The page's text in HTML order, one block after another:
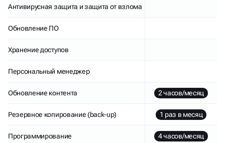
Антивирусная защита и защита от взлома
Обновление ПО
Хранение доступов
Персональный менеджер
Обновление контента 2 часов/месяц
Резервное копирование (back-up) 1 раз в месяц
Программирование 4 часов/месяц